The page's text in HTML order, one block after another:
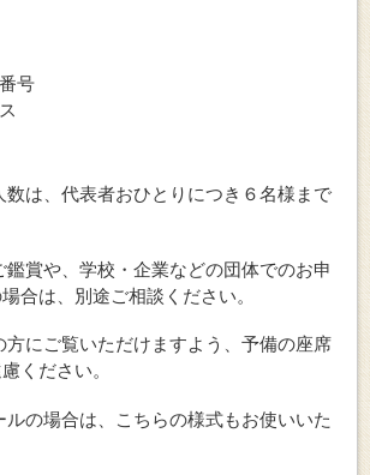
号
は、代表者おひとりにつき６名様まで
賞や、学校・企業などの団体でのお申
合は、別途ご相談ください。
にご覧いただけますよう、予備の座席
ください。
ルの場合は、こちらの様式もお使いいた